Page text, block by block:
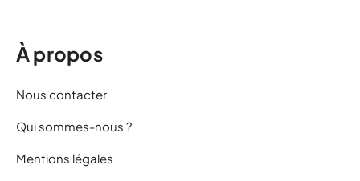
À propos
Nous contacter
Qui sommes-nous ?
Mentions légales